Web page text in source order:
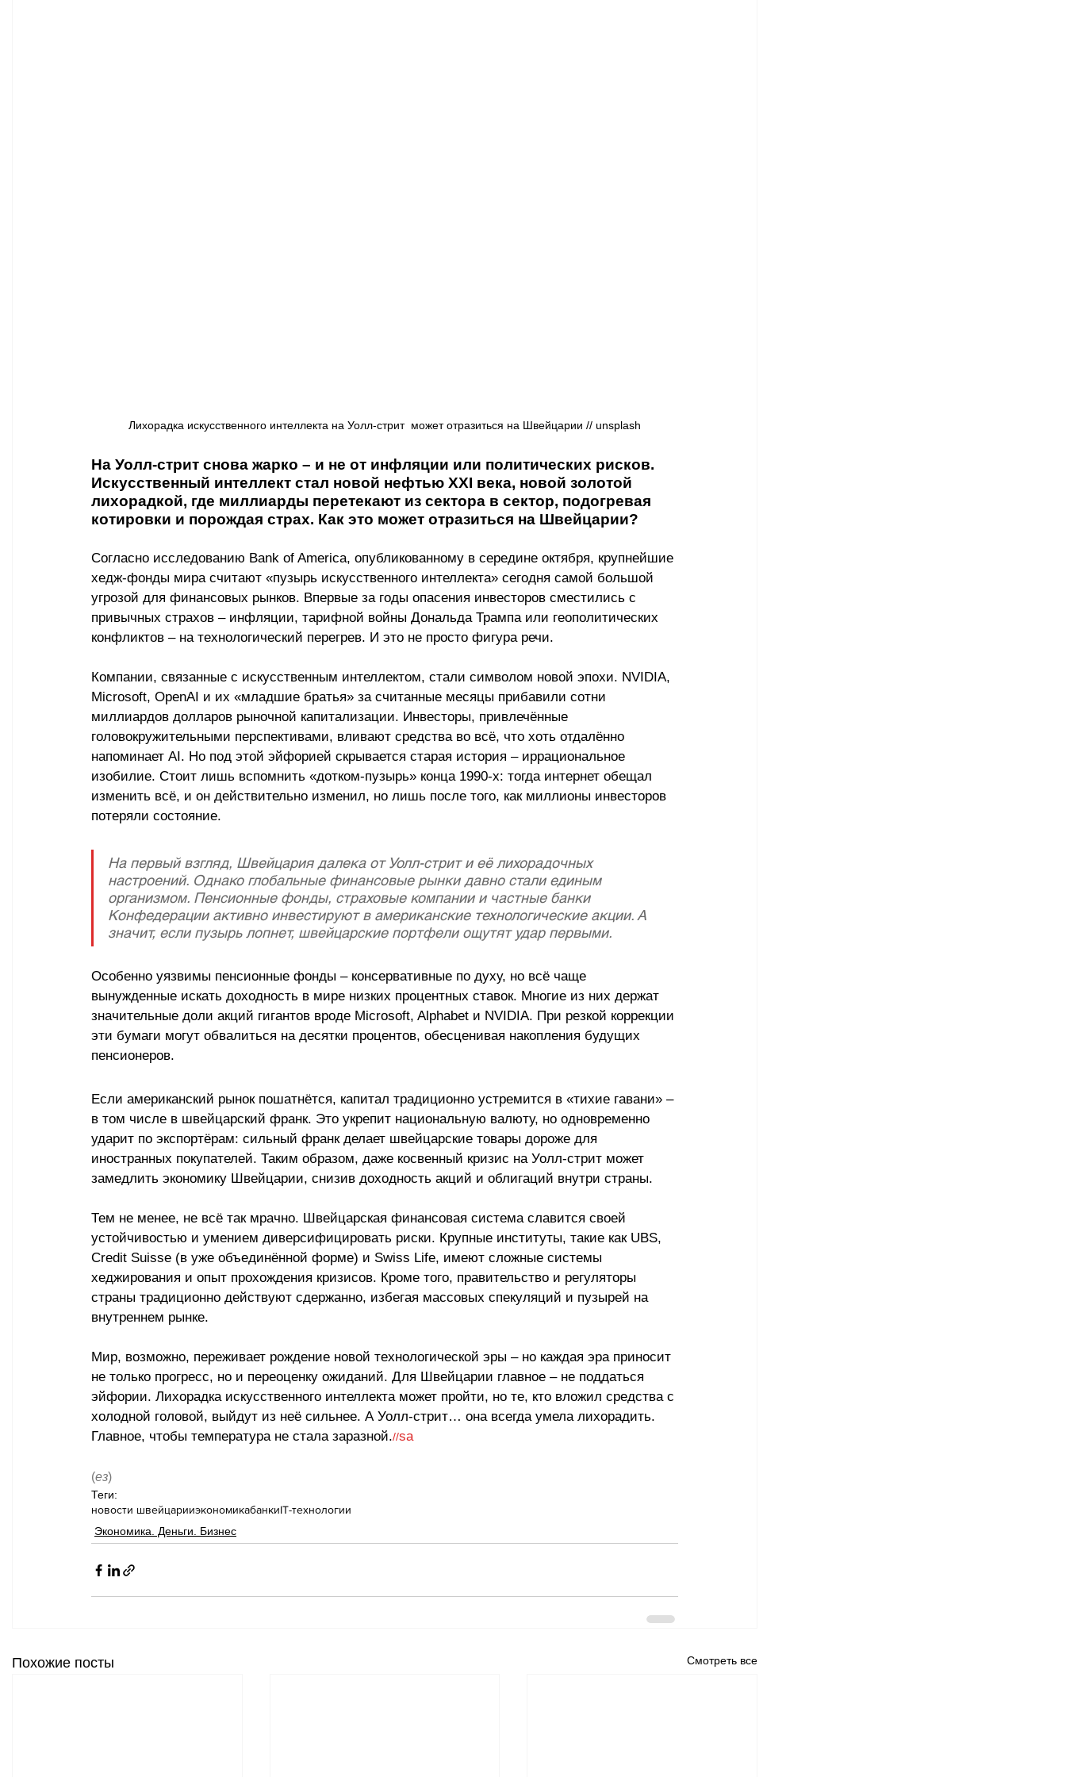
Лихорадка искусственного интеллекта на Уолл-стрит  может отразиться на Швейцарии // unsplash
На Уолл-стрит снова жарко – и не от инфляции или политических рисков.
Искусственный интеллект стал новой нефтью XXI века, новой золотой
лихорадкой, где миллиарды перетекают из сектора в сектор, подогревая
котировки и порождая страх. Как это может отразиться на Швейцарии?
Согласно исследованию Bank of America, опубликованному в середине октября, крупнейшие
хедж-фонды мира считают «пузырь искусственного интеллекта» сегодня самой большой
угрозой для финансовых рынков. Впервые за годы опасения инвесторов сместились с
привычных страхов – инфляции, тарифной войны Дональда Трампа или геополитических
конфликтов – на технологический перегрев. И это не просто фигура речи.
Компании, связанные с искусственным интеллектом, стали символом новой эпохи. NVIDIA,
Microsoft, OpenAI и их «младшие братья» за считанные месяцы прибавили сотни
миллиардов долларов рыночной капитализации. Инвесторы, привлечённые
головокружительными перспективами, вливают средства во всё, что хоть отдалённо
напоминает AI. Но под этой эйфорией скрывается старая история – иррациональное
изобилие. Стоит лишь вспомнить «дотком-пузырь» конца 1990-х: тогда интернет обещал
изменить всё, и он действительно изменил, но лишь после того, как миллионы инвесторов
потеряли состояние.
На первый взгляд, Швейцария далека от Уолл-стрит и её лихорадочных
настроений. Однако глобальные финансовые рынки давно стали единым
организмом. Пенсионные фонды, страховые компании и частные банки
Конфедерации активно инвестируют в американские технологические акции. А
значит, если пузырь лопнет, швейцарские портфели ощутят удар первыми.
Особенно уязвимы пенсионные фонды – консервативные по духу, но всё чаще
вынужденные искать доходность в мире низких процентных ставок. Многие из них держат
значительные доли акций гигантов вроде Microsoft, Alphabet и NVIDIA. При резкой коррекции
эти бумаги могут обвалиться на десятки процентов, обесценивая накопления будущих
пенсионеров.
Если американский рынок пошатнётся, капитал традиционно устремится в «тихие гавани» –
в том числе в швейцарский франк. Это укрепит национальную валюту, но одновременно
ударит по экспортёрам: сильный франк делает швейцарские товары дороже для
иностранных покупателей. Таким образом, даже косвенный кризис на Уолл-стрит может
замедлить экономику Швейцарии, снизив доходность акций и облигаций внутри страны.
Тем не менее, не всё так мрачно. Швейцарская финансовая система славится своей
устойчивостью и умением диверсифицировать риски. Крупные институты, такие как UBS,
Credit Suisse (в уже объединённой форме) и Swiss Life, имеют сложные системы
хеджирования и опыт прохождения кризисов. Кроме того, правительство и регуляторы
страны традиционно действуют сдержанно, избегая массовых спекуляций и пузырей на
внутреннем рынке.
Мир, возможно, переживает рождение новой технологической эры – но каждая эра приносит
не только прогресс, но и переоценку ожиданий. Для Швейцарии главное – не поддаться
эйфории. Лихорадка искусственного интеллекта может пройти, но те, кто вложил средства с
холодной головой, выйдут из неё сильнее. А Уолл-стрит… она всегда умела лихорадить.
Главное, чтобы температура не стала заразной.//sa
(ез)
Теги:
новости швейцарииэкономикабанкиIT-технологии
Экономика. Деньги. Бизнес
Похожие посты Смотреть все